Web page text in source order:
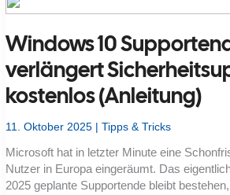
und
ordnet
man
in
Windows
10/11
systemisch
Windows 10
verlängert
kostenlos (Anleitung)
11. Oktober 2025 |Tipps & Tricks
Microsoft hat in letzter Minute eine
Nutzer in Europa eingeräumt. Das
2025 geplante Supportende bleibt